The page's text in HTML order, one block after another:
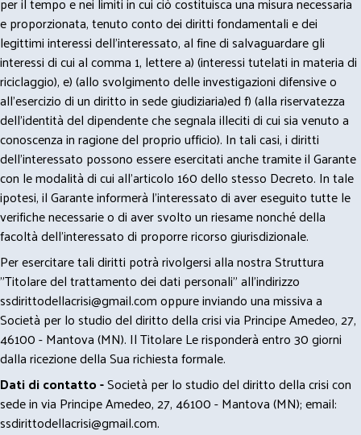
e proporzionata, tenuto conto dei diritti fondamentali e dei
legittimi interessi dell’interessato, al fine di salvaguardare gli
interessi di cui al comma 1, lettere a) (interessi tutelati in materia di
riciclaggio), e) (allo svolgimento delle investigazioni difensive o
all’esercizio di un diritto in sede giudiziaria)ed f) (alla riservatezza
dell’identità del dipendente che segnala illeciti di cui sia venuto a
conoscenza in ragione del proprio ufficio). In tali casi, i diritti
dell’interessato possono essere esercitati anche tramite il Garante
con le modalità di cui all’articolo 160 dello stesso Decreto. In tale
ipotesi, il Garante informerà l’interessato di aver eseguito tutte le
verifiche necessarie o di aver svolto un riesame nonché della
facoltà dell’interessato di proporre ricorso giurisdizionale.
Per esercitare tali diritti potrà rivolgersi alla nostra Struttura
"Titolare del trattamento dei dati personali" all'indirizzo
ssdirittodellacrisi@gmail.comoppure inviando una missiva a
Società per lo studio del diritto della crisi via Principe Amedeo, 27,
46100 - Mantova (MN). Il Titolare Le risponderà entro 30 giorni
dalla ricezione della Sua richiesta formale.
Dati di contatto -Società per lo studio del diritto della crisi con
sede in via Principe Amedeo, 27, 46100 - Mantova (MN); email:
ssdirittodellacrisi@gmail.com.